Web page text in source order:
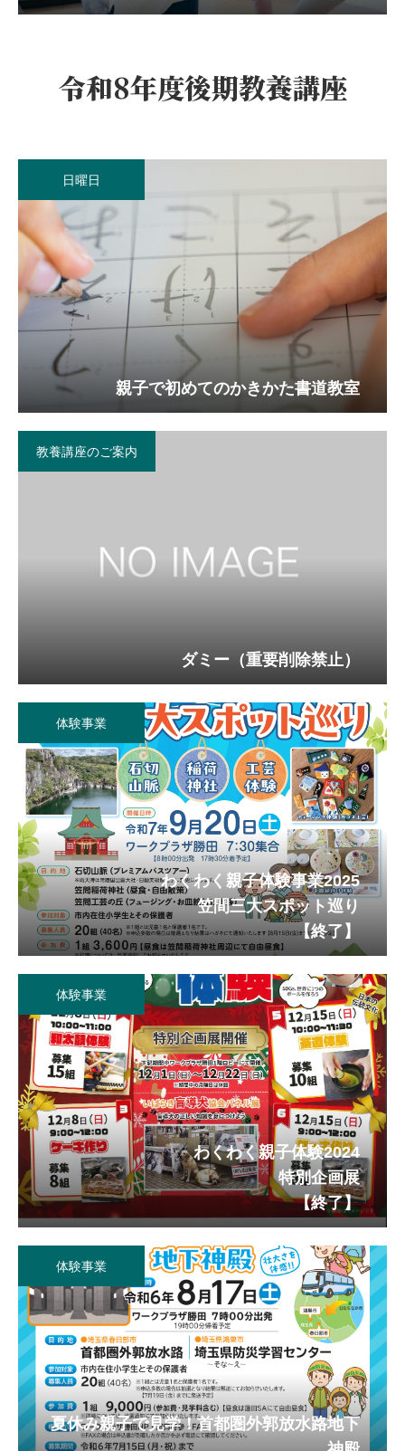
日曜日
親子で初めてのかきかた書道教室
教養講座のご案内
ダミー（重要削除禁止）
体験事業
わくわく親子体験事業2025
笠間三大スポット巡り
【終了】
体験事業
わくわく親子体験2024
特別企画展
【終了】
体験事業
夏休み親子で見学！首都圏外郭放水路地下